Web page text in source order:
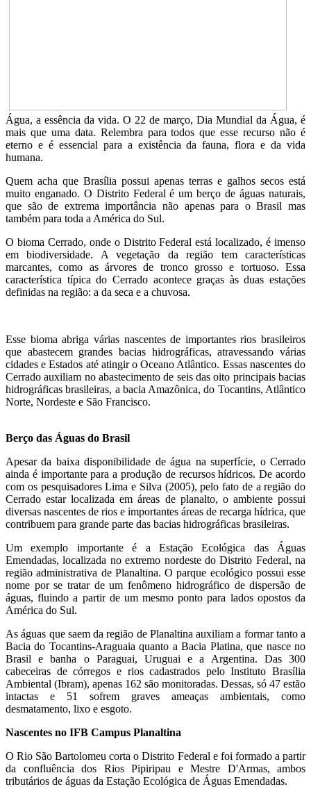
Água, a essência da vida. O 22 de março, Dia Mundial da Água, é
mais que uma data. Relembra para todos que esse recurso não é
eterno e é essencial para a existência da fauna, flora e da vida
humana.
Quem acha que Brasília possui apenas terras e galhos secos está
muito enganado. O Distrito Federal é um berço de águas naturais,
que são de extrema importância não apenas para o Brasil mas
também para toda a América do Sul.
O bioma Cerrado, onde o Distrito Federal está localizado, é imenso
em biodiversidade. A vegetação da região tem características
marcantes, como as árvores de tronco grosso e tortuoso. Essa
característica típica do Cerrado acontece graças às duas estações
definidas na região: a da seca e a chuvosa.
Esse bioma abriga várias nascentes de importantes rios brasileiros
que abastecem grandes bacias hidrográficas, atravessando várias
cidades e Estados até atingir o Oceano Atlântico. Essas nascentes do
Cerrado auxiliam no abastecimento de seis das oito principais bacias
hidrográficas brasileiras, a bacia Amazônica, do Tocantins, Atlântico
Norte, Nordeste e São Francisco.
Berço das Águas do Brasil
Apesar da baixa disponibilidade de água na superfície, o Cerrado
ainda é importante para a produção de recursos hídricos. De acordo
com os pesquisadores Lima e Silva (2005), pelo fato de a região do
Cerrado estar localizada em áreas de planalto, o ambiente possui
diversas nascentes de rios e importantes áreas de recarga hídrica, que
contribuem para grande parte das bacias hidrográficas brasileiras.
Um exemplo importante é a Estação Ecológica das Águas
Emendadas, localizada no extremo nordeste do Distrito Federal, na
região administrativa de Planaltina. O parque ecológico possui esse
nome por se tratar de um fenômeno hidrográfico de dispersão de
águas, fluindo a partir de um mesmo ponto para lados opostos da
América do Sul.
As águas que saem da região de Planaltina auxiliam a formar tanto a
Bacia do Tocantins-Araguaia quanto a Bacia Platina, que nasce no
Brasil e banha o Paraguai, Uruguai e a Argentina. Das 300
cabeceiras de córregos e rios cadastrados pelo Instituto Brasília
Ambiental (Ibram), apenas 162 são monitoradas. Dessas, só 47 estão
intactas e 51 sofrem graves ameaças ambientais, como
desmatamento, lixo e esgoto.
Nascentes no IFB Campus Planaltina
O Rio São Bartolomeu corta o Distrito Federal e foi formado a partir
da confluência dos Rios Pipiripau e Mestre D'Armas, ambos
tributários de águas da Estação Ecológica de Águas Emendadas.